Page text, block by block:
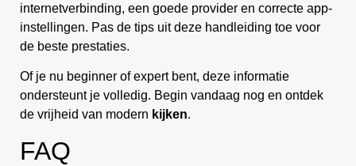
internetverbinding, een goede provider en correcte app-
instellingen. Pas de tips uit deze handleiding toe voor
de beste prestaties.
Of je nu beginner of expert bent, deze informatie
ondersteunt je volledig. Begin vandaag nog en ontdek
de vrijheid van modern kijken.
FAQ